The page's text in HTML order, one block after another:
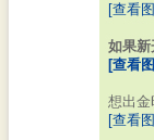
[查看
如果新
[查看
想出金
[查看